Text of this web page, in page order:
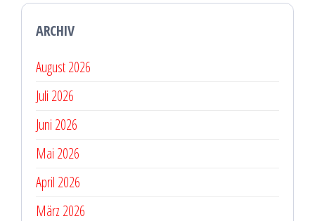
ARCHIV
August 2026
Juli 2026
Juni 2026
Mai 2026
April 2026
März 2026